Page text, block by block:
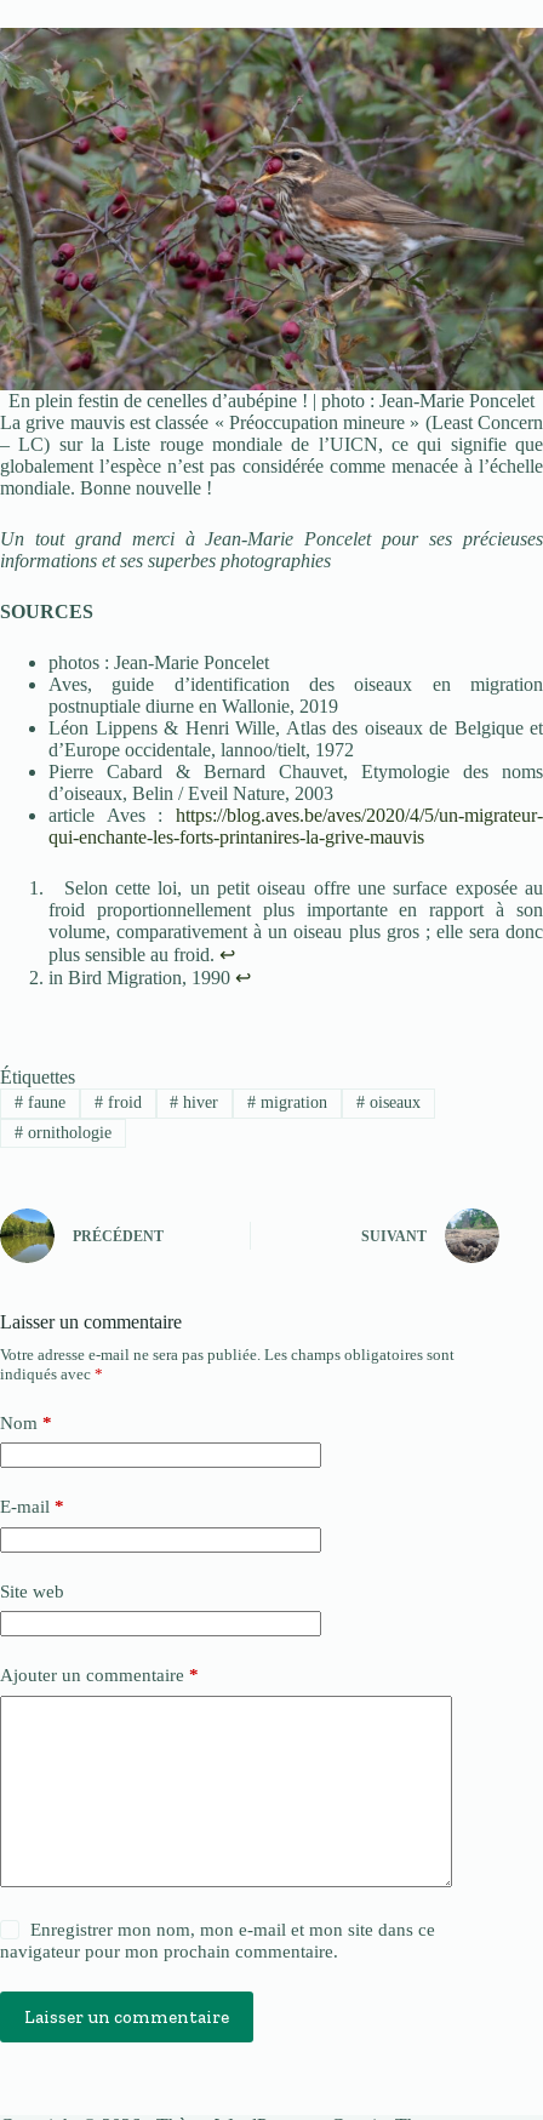
En plein festin de cenelles d’aubépine ! | photo : Jean-Marie Poncelet
La grive mauvis est classée « Préoccupation mineure » (Least Concern
– LC) sur la Liste rouge mondiale de l’UICN, ce qui signifie que
globalement l’espèce n’est pas considérée comme menacée à l’échelle
mondiale. Bonne nouvelle !
Un tout grand merci à Jean-Marie Poncelet pour ses précieuses
informations et ses superbes photographies
SOURCES
photos : Jean-Marie Poncelet
Aves, guide d’identification des oiseaux en migration
postnuptiale diurne en Wallonie, 2019
Léon Lippens & Henri Wille, Atlas des oiseaux de Belgique et
d’Europe occidentale, lannoo/tielt, 1972
Pierre Cabard & Bernard Chauvet, Etymologie des noms
d’oiseaux, Belin / Eveil Nature, 2003
article Aves : https://blog.aves.be/aves/2020/4/5/un-migrateur-
qui-enchante-les-forts-printanires-la-grive-mauvis
Selon cette loi, un petit oiseau offre une surface exposée au
froid proportionnellement plus importante en rapport à son
volume, comparativement à un oiseau plus gros ; elle sera donc
plus sensible au froid. ↩︎
in Bird Migration, 1990 ↩︎
Étiquettes
#faune #froid # hiver # migration # oiseaux
#ornithologie
PRÉCÉDENT SUIVANT
Laisser un commentaire
Votre adresse e-mail ne sera pas publiée. Les champs obligatoires sont
indiqués avec *
Nom *
E-mail *
Site web
Ajouter un commentaire *
Enregistrer mon nom, mon e-mail et mon site dans ce
navigateur pour mon prochain commentaire.
Laisser un commentaire